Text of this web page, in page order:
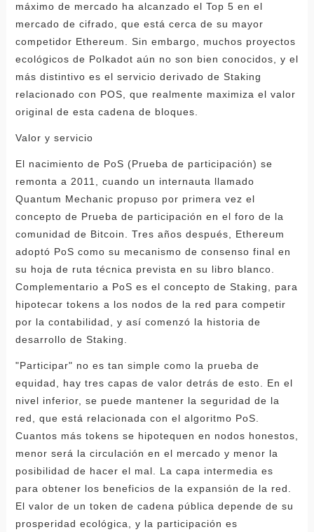
máximo de mercado ha alcanzado el Top 5 en el
mercado de cifrado, que está cerca de su mayor
competidor Ethereum. Sin embargo, muchos proyectos
ecológicos de Polkadot aún no son bien conocidos, y el
más distintivo es el servicio derivado de Staking
relacionado con POS, que realmente maximiza el valor
original de esta cadena de bloques.
Valor y servicio
El nacimiento de PoS (Prueba de participación) se
remonta a 2011, cuando un internauta llamado
Quantum Mechanic propuso por primera vez el
concepto de Prueba de participación en el foro de la
comunidad de Bitcoin. Tres años después, Ethereum
adoptó PoS como su mecanismo de consenso final en
su hoja de ruta técnica prevista en su libro blanco.
Complementario a PoS es el concepto de Staking, para
hipotecar tokens a los nodos de la red para competir
por la contabilidad, y así comenzó la historia de
desarrollo de Staking.
"Participar" no es tan simple como la prueba de
equidad, hay tres capas de valor detrás de esto. En el
nivel inferior, se puede mantener la seguridad de la
red, que está relacionada con el algoritmo PoS.
Cuantos más tokens se hipotequen en nodos honestos,
menor será la circulación en el mercado y menor la
posibilidad de hacer el mal. La capa intermedia es
para obtener los beneficios de la expansión de la red.
El valor de un token de cadena pública depende de su
prosperidad ecológica, y la participación es